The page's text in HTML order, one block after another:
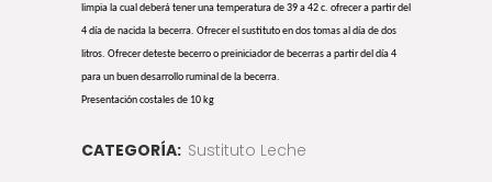
limpia la cual deberá tener una temperatura de 39 a 42 c. ofrecer a partir del
4 día de nacida la becerra. Ofrecer el sustituto en dos tomas al día de dos
litros. Ofrecer deteste becerro o preiniciador de becerras a partir del día 4
para un buen desarrollo ruminal de la becerra.
Presentación costales de 10 kg
CATEGORÍA: Sustituto Leche